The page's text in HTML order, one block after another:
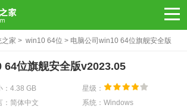
家 > win10 64位 > 电脑公司win10 64位旗舰安全版
64位旗舰安全版v2023.05
：4.38 GB
星级：
：简体中文
系统：Windows